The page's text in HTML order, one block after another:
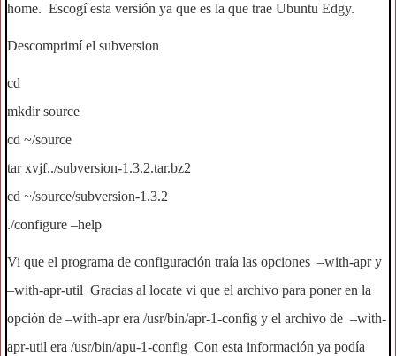
home. Escogí esta versión ya que es la que trae Ubuntu Edgy.
Descomprimí el subversion
cd
mkdir source
cd ~/source
tar xvjf../subversion-1.3.2.tar.bz2
cd ~/source/subversion-1.3.2
./configure –help
Vi que el programa de configuración traía las opciones –with-apr y
–with-apr-util Gracias al locate vi que el archivo para poner en la
opción de –with-apr era /usr/bin/apr-1-config y el archivo de –with-
apr-util era /usr/bin/apu-1-config Con esta información ya podía